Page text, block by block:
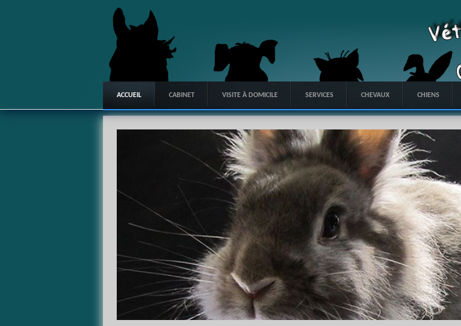
ACCUEIL CABINET VISITE À DOMICILE SERVICES CHEVAUX CHIENS